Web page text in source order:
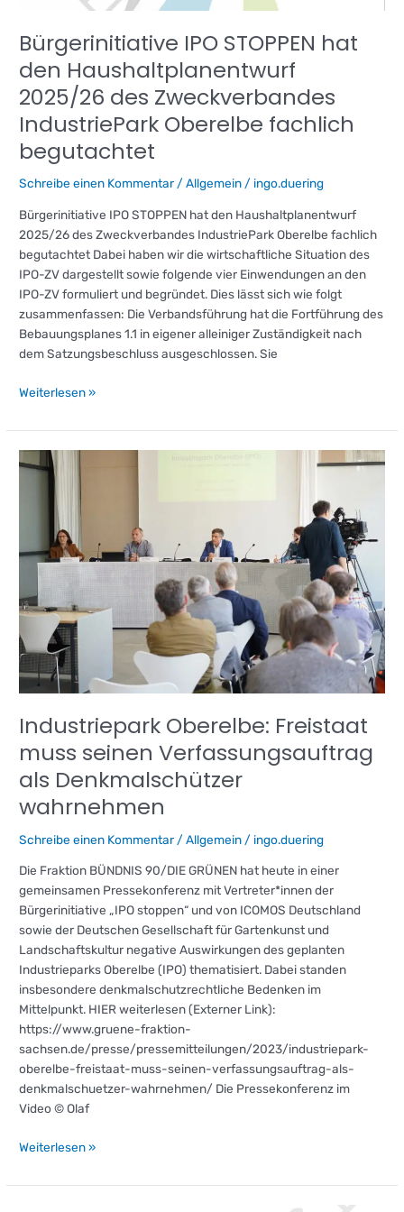
Bürgerinitiative IPO STOPPEN hat
den Haushaltplanentwurf
2025/26 des Zweckverbandes
IndustriePark Oberelbe fachlich
begutachtet
Schreibe einen Kommentar/Allgemein/ ingo.duering
Bürgerinitiative IPO STOPPEN hat den Haushaltplanentwurf
2025/26 des Zweckverbandes IndustriePark Oberelbe fachlich
begutachtet Dabei haben wir die wirtschaftliche Situation des
IPO-ZV dargestellt sowie folgende vier Einwendungen an den
IPO-ZV formuliert und begründet. Dies lässt sich wie folgt
zusammenfassen: Die Verbandsführung hat die Fortführung des
Bebauungsplanes 1.1 in eigener alleiniger Zuständigkeit nach
dem Satzungsbeschluss ausgeschlossen. Sie
Weiterlesen »
Industriepark Oberelbe: Freistaat
muss seinen Verfassungsauftrag
als Denkmalschützer
wahrnehmen
Schreibe einen Kommentar /Allgemein / ingo.duering
Die Fraktion BÜNDNIS 90/DIE GRÜNEN hat heute in einer
gemeinsamen Pressekonferenz mit Vertreter*innen der
Bürgerinitiative „IPO stoppen“ und von ICOMOS Deutschland
sowie der Deutschen Gesellschaft für Gartenkunst und
Landschaftskultur negative Auswirkungen des geplanten
Industrieparks Oberelbe (IPO) thematisiert. Dabei standen
insbesondere denkmalschutzrechtliche Bedenken im
Mittelpunkt. HIER weiterlesen (Externer Link):
https://www.gruene-fraktion-
sachsen.de/presse/pressemitteilungen/2023/industriepark-
oberelbe-freistaat-muss-seinen-verfassungsauftrag-als-
denkmalschuetzer-wahrnehmen/ Die Pressekonferenz im
Video © Olaf
Industriepark
Oberelbe:
Freistaat
seinen
Verfassungsauftrag
Denkmalschützer
wahrnehmen
Weiterlesen »